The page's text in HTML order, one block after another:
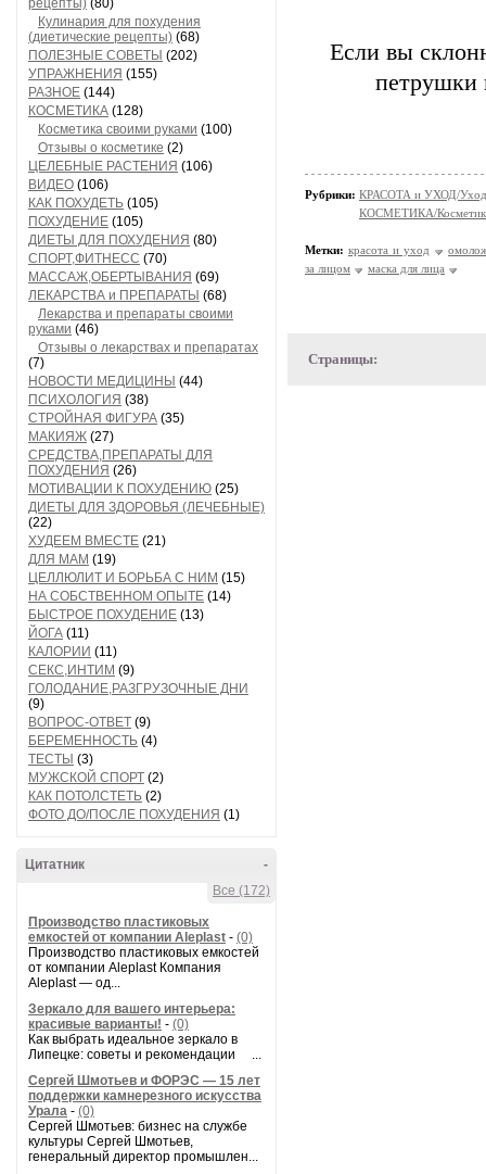
рецепты) (80)
Кулинария для похудения
(диетические рецепты) (68)
ПОЛЕЗНЫЕ СОВЕТЫ (202)
УПРАЖНЕНИЯ (155)
РАЗНОЕ (144)
КОСМЕТИКА (128)
Косметика своими руками (100)
Отзывы о косметике (2)
ЦЕЛЕБНЫЕ РАСТЕНИЯ (106)
ВИДЕО (106)
КАК ПОХУДЕТЬ (105)
ПОХУДЕНИЕ (105)
ДИЕТЫ ДЛЯ ПОХУДЕНИЯ (80)
СПОРТ,ФИТНЕСС (70)
МАССАЖ,ОБЕРТЫВАНИЯ (69)
ЛЕКАРСТВА и ПРЕПАРАТЫ (68)
Лекарства и препараты своими
руками (46)
Отзывы о лекарствах и препаратах
(7)
НОВОСТИ МЕДИЦИНЫ (44)
ПСИХОЛОГИЯ (38)
СТРОЙНАЯ ФИГУРА (35)
МАКИЯЖ (27)
СРЕДСТВА,ПРЕПАРАТЫ ДЛЯ
ПОХУДЕНИЯ (26)
МОТИВАЦИИ К ПОХУДЕНИЮ (25)
ДИЕТЫ ДЛЯ ЗДОРОВЬЯ (ЛЕЧЕБНЫЕ)
(22)
ХУДЕЕМ ВМЕСТЕ (21)
ДЛЯ МАМ (19)
ЦЕЛЛЮЛИТ И БОРЬБА С НИМ (15)
НА СОБСТВЕННОМ ОПЫТЕ (14)
БЫСТРОЕ ПОХУДЕНИЕ (13)
ЙОГА (11)
КАЛОРИИ (11)
СЕКС,ИНТИМ (9)
ГОЛОДАНИЕ,РАЗГРУЗОЧНЫЕ ДНИ
(9)
ВОПРОС-ОТВЕТ (9)
БЕРЕМЕННОСТЬ (4)
ТЕСТЫ (3)
МУЖСКОЙ СПОРТ (2)
КАК ПОТОЛСТЕТЬ (2)
ФОТО ДО/ПОСЛЕ ПОХУДЕНИЯ (1)
-
Цитатник
Все (172)
Производство пластиковых
емкостей от компании Aleplast - (0)
Производство пластиковых емкостей
от компании Aleplast Компания
Aleplast — од...
Зеркало для вашего интерьера:
красивые варианты! - (0)
Как выбрать идеальное зеркало в
Липецке: советы и рекомендации ...
Сергей Шмотьев и ФОРЭС — 15 лет
поддержки камнерезного искусства
Урала - (0)
Сергей Шмотьев: бизнес на службе
культуры Сергей Шмотьев,
генеральный директор промышлен...
Если вы
петрушки
Рубрики: КРАСОТА и УХОД/Уход
КОСМЕТИКА/
Метки: красота и уход
за лицом
маска для лица
Страницы: